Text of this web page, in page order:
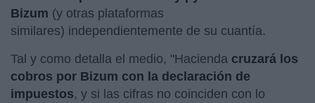
Bizum (y otras plataformas
similares) independientemente de su cuantía.
Tal y como detalla el medio, "Hacienda cruzará los
cobros por Bizum con la declaración de
impuestos, y si las cifras no coinciden con lo